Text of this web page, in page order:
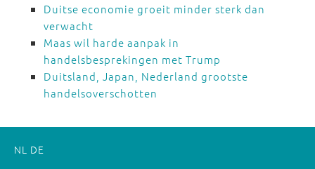
Duitse economie groeit minder sterk dan
verwacht
Maas wil harde aanpak in
handelsbesprekingen met Trump
Duitsland, Japan, Nederland grootste
handelsoverschotten
NL DE